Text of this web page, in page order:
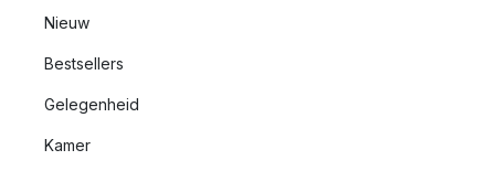
Nieuw
Bestsellers
Gelegenheid
Kamer